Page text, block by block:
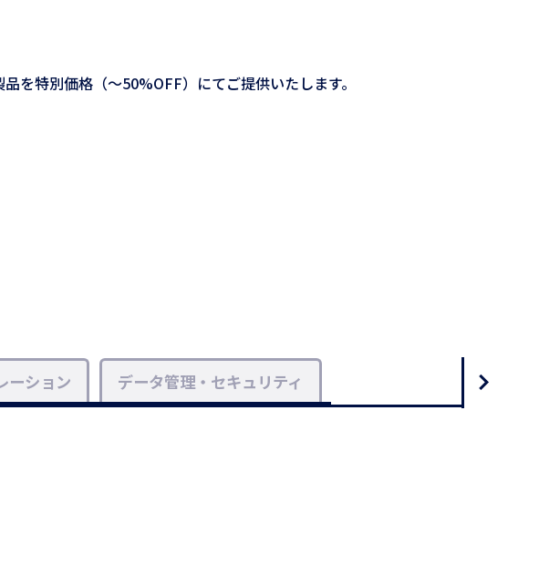
を特別価格（～50%OFF）にてご提供いたします。
ーション データ管理・セキュリティ